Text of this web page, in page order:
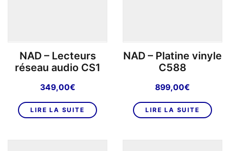
NAD – Lecteurs
réseau audio CS1
349,00€
LIRE LA SUITE
NAD – Platine vinyle
C588
899,00€
LIRE LA SUITE